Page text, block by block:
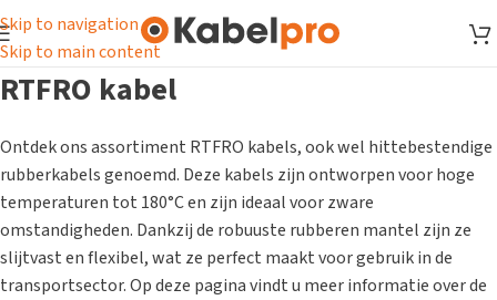
Skip to navigation
Skip to main content
RTFRO kabel
Ontdek ons assortiment RTFRO kabels, ook wel hittebestendige
rubberkabels genoemd. Deze kabels zijn ontworpen voor hoge
temperaturen tot 180°C en zijn ideaal voor zware
omstandigheden. Dankzij de robuuste rubberen mantel zijn ze
slijtvast en flexibel, wat ze perfect maakt voor gebruik in de
transportsector. Op deze pagina vindt u meer informatie over de